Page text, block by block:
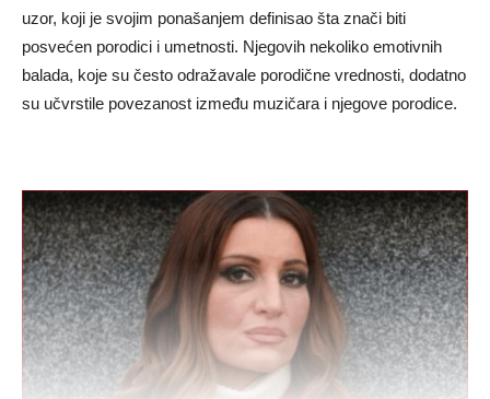
uzor, koji je svojim ponašanjem definisao šta znači biti
posvećen porodici i umetnosti. Njegovih nekoliko emotivnih
balada, koje su često odražavale porodične vrednosti, dodatno
su učvrstile povezanost između muzičara i njegove porodice.